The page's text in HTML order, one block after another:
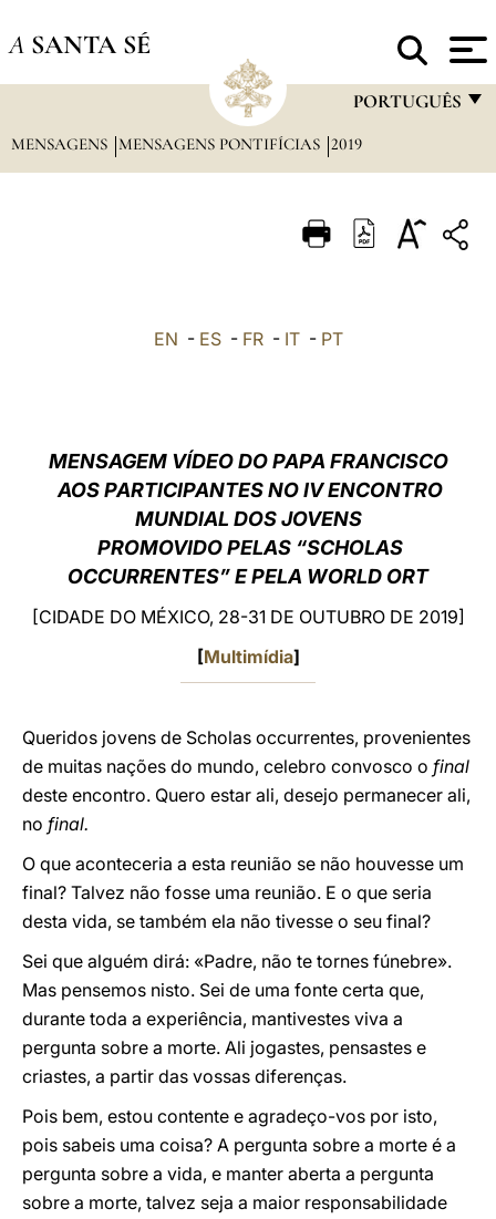
A SANTA SÉ
PORTUGUÊS
FRANÇAIS
ITALIANO
中文
LATINE
MENSAGENS MENSAGENS PONTIFÍCIAS 2019
EN - ES- FR- IT- PT
MENSAGEM VÍDEO DO PAPA FRANCISCO
AOS PARTICIPANTES NO IV ENCONTRO
MUNDIAL DOS JOVENS
PROMOVIDO PELAS “SCHOLAS
OCCURRENTES” E PELA WORLD ORT
[CIDADE DO MÉXICO, 28-31 DE OUTUBRO DE 2019]
[Multimídia]
Queridos jovens de Scholas occurrentes, provenientes
de muitas nações do mundo, celebro convosco o final
deste encontro. Quero estar ali, desejo permanecer ali,
no final.
O que aconteceria a esta reunião se não houvesse um
final? Talvez não fosse uma reunião. E o que seria
desta vida, se também ela não tivesse o seu final?
Sei que alguém dirá: «Padre, não te tornes fúnebre».
Mas pensemos nisto. Sei de uma fonte certa que,
durante toda a experiência, mantivestes viva a
pergunta sobre a morte. Ali jogastes, pensastes e
criastes, a partir das vossas diferenças.
Pois bem, estou contente e agradeço-vos por isto,
pois sabeis uma coisa? A pergunta sobre a morte é a
pergunta sobre a vida, e manter aberta a pergunta
sobre a morte, talvez seja a maior responsabilidade